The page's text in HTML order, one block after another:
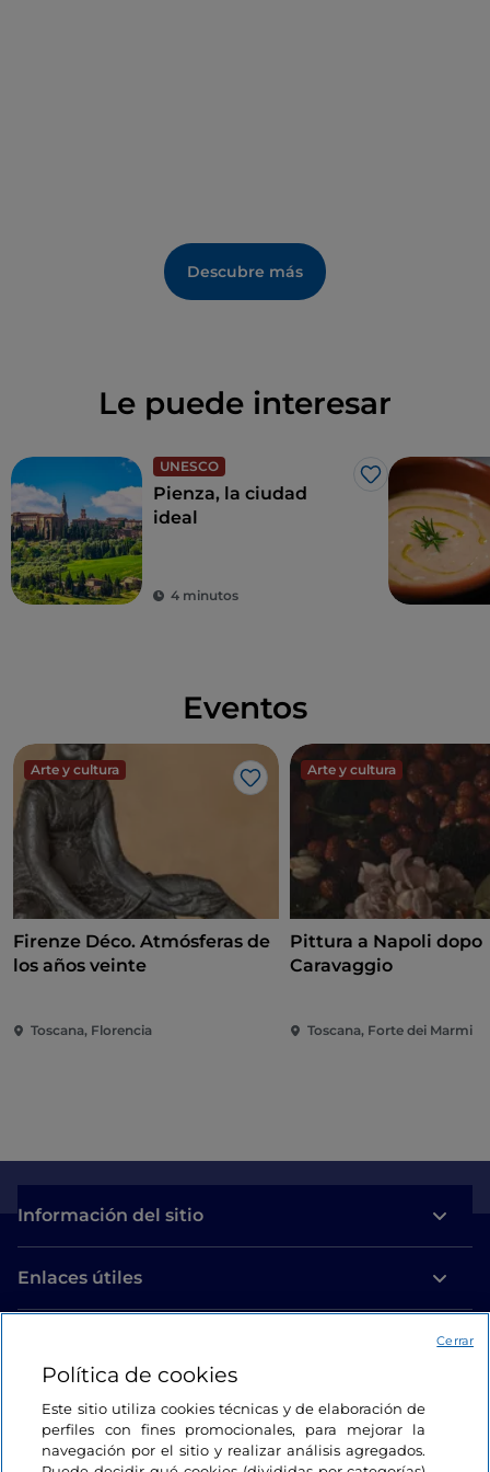
Descubre más
Le puede interesar
UNESCO
Me gusta
Pienza, la ciudad
ideal
4 minutos
Eventos
Arte y cultura
Me gusta
Firenze Déco. Atmósferas de
los años veinte
Toscana, Florencia
Arte y cultura
Pittura a Napoli dopo
Caravaggio
Toscana, Forte dei Marmi
Información del sitio
Enlaces útiles
Estamos en contacto
Política de cookies
Este sitio utiliza cookies técnicas y de elaboración de
perfiles con fines promocionales, para mejorar la
navegación por el sitio y realizar análisis agregados.
Cerrar